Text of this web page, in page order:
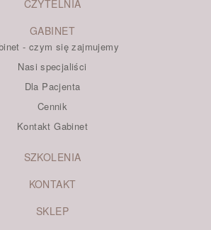
CZYTELNIA
GABINET
- czym się zajmujemy
Nasi specjaliści
Dla Pacjenta
Cennik
Kontakt Gabinet
SZKOLENIA
KONTAKT
SKLEP